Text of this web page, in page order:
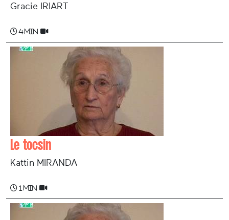
Gracie IRIART
4 min
Le tocsin
Kattin MIRANDA
1 min